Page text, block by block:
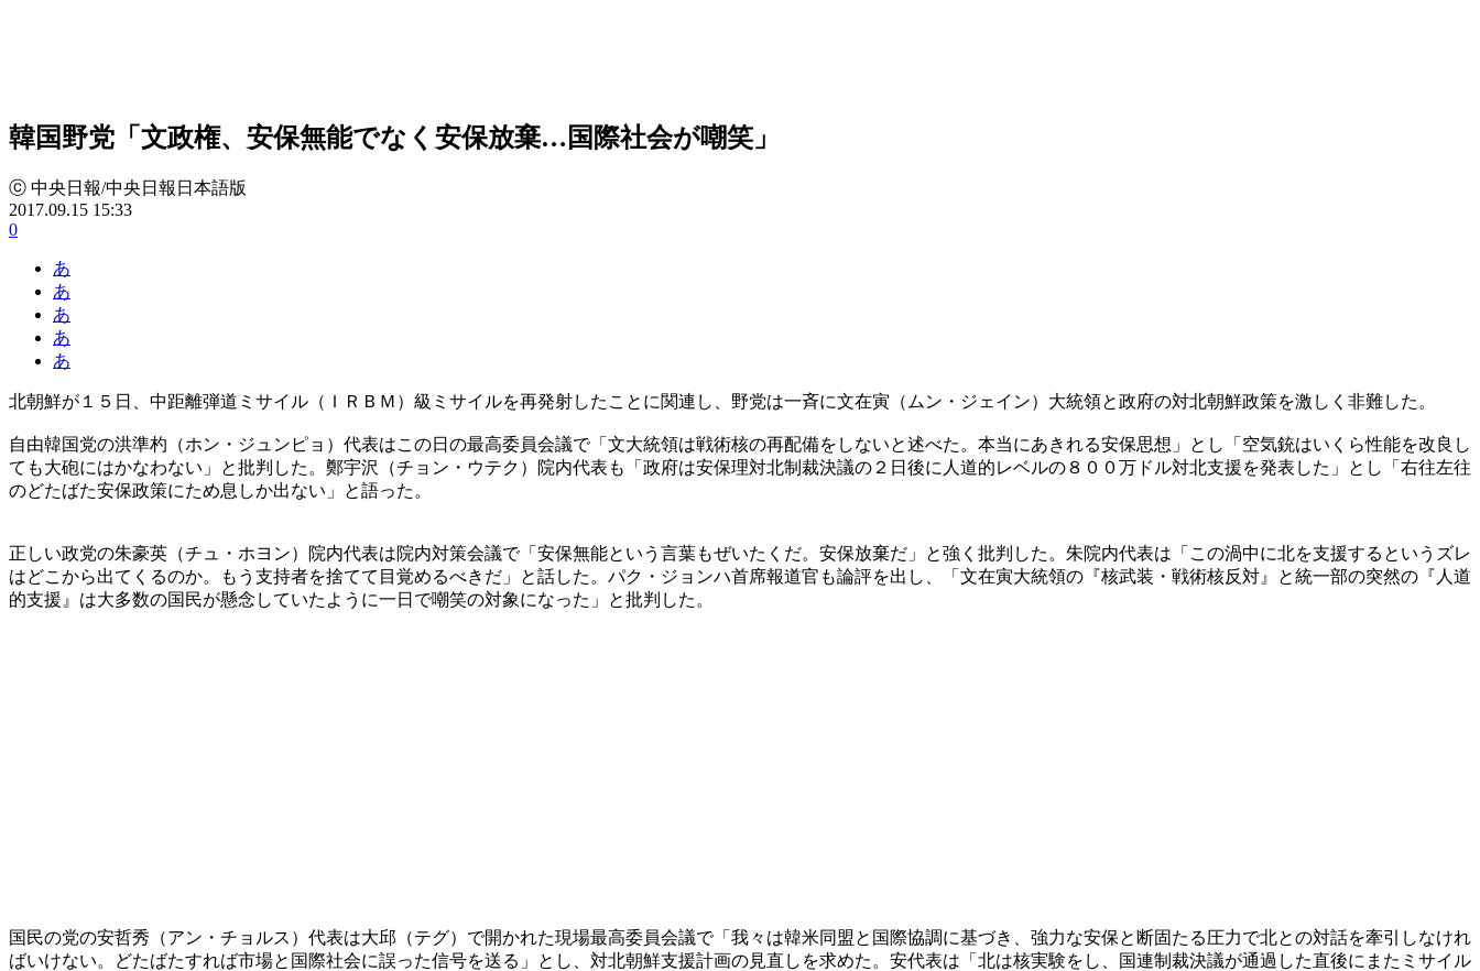
韓国野党「文政権、安保無能でなく安保放棄…国際社会が嘲笑」
ⓒ 中央日報/中央日報日本語版
2017.09.15 15:33
0
あ
あ
あ
あ
あ
北朝鮮が１５日、中距離弾道ミサイル（ＩＲＢＭ）級ミサイルを再発射したことに関連し、野党は一斉に文在寅（ムン・ジェイン）大統領と政府の対北朝鮮政策を激しく非難した。
自由韓国党の洪準杓（ホン・ジュンピョ）代表はこの日の最高委員会議で「文大統領は戦術核の再配備をしないと述べた。本当にあきれる安保思想」とし「空気銃はいくら性能を改良し
ても大砲にはかなわない」と批判した。鄭宇沢（チョン・ウテク）院内代表も「政府は安保理対北制裁決議の２日後に人道的レベルの８００万ドル対北支援を発表した」とし「右往左往
のどたばた安保政策にため息しか出ない」と語った。
正しい政党の朱豪英（チュ・ホヨン）院内代表は院内対策会議で「安保無能という言葉もぜいたくだ。安保放棄だ」と強く批判した。朱院内代表は「この渦中に北を支援するというズレ
はどこから出てくるのか。もう支持者を捨てて目覚めるべきだ」と話した。パク・ジョンハ首席報道官も論評を出し、「文在寅大統領の『核武装・戦術核反対』と統一部の突然の『人道
的支援』は大多数の国民が懸念していたように一日で嘲笑の対象になった」と批判した。
国民の党の安哲秀（アン・チョルス）代表は大邱（テグ）で開かれた現場最高委員会議で「我々は韓米同盟と国際協調に基づき、強力な安保と断固たる圧力で北との対話を牽引しなけれ
ばいけない。どたばたすれば市場と国際社会に誤った信号を送る」とし、対北朝鮮支援計画の見直しを求めた。安代表は「北は核実験をし、国連制裁決議が通過した直後にまたミサイル